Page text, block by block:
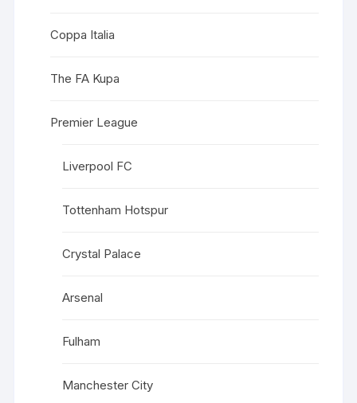
Coppa Italia
The FA Kupa
Premier League
Liverpool FC
Tottenham Hotspur
Crystal Palace
Arsenal
Fulham
Manchester City